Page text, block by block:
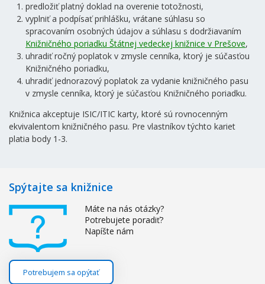
predložiť platný doklad na overenie totožnosti,
vyplniť a podpísať prihlášku, vrátane súhlasu so
spracovaním osobných údajov a súhlasu s dodržiavaním
Knižničného poriadku Štátnej vedeckej knižnice v Prešove,
uhradiť ročný poplatok v zmysle cenníka, ktorý je súčasťou
Knižničného poriadku,
uhradiť jednorazový poplatok za vydanie knižničného pasu
v zmysle cenníka, ktorý je súčasťou Knižničného poriadku.
Knižnica akceptuje ISIC/ITIC karty, ktoré sú rovnocenným
ekvivalentom knižničného pasu. Pre vlastníkov týchto kariet
platia body 1-3.
Spýtajte sa knižnice
Máte na nás otázky?
Potrebujete poradiť?
Napíšte nám
Potrebujem sa opýtať